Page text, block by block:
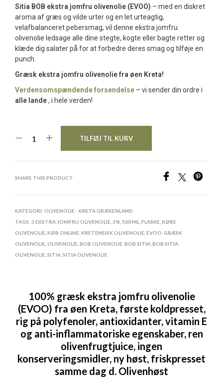
Sitia BOB ekstra jomfru olivenolie (EVOO) – med en diskret
aroma af græs og vilde urter og en let urteagtig,
velafbalanceret pebersmag, vil denne ekstra jomfru
olivenolie ledsage alle dine stegte, kogte eller bagte retter og
klæde dig salater på for at forbedre deres smag og tilføje en
punch.
Græsk ekstra jomfru olivenolie fra øen Kreta!
Verdensomspændende forsendelse – vi sender din ordre i
alle lande, i hele verden!
TILFØJ TIL KURV
SHARE THIS PRODUCT
KATEGORI: OLIVENOLIE - KRETA GRÆKENLAND
TAGS: 3 EKSTRA JOMFRU OLIVENOLIE 3% 500 ML FLASKE KØBE
OLIVENOLIE KØB ONLINE KRETENSISK OLIVENOLIE EVOO GRÆSK
OLIVENOLIE OLIVENOLIE BOB OLIVENOLIE BOB SITIA BOB SITIA
OLIVENOLIE SITIA SITIA OLIVENOLIE
100% græsk ekstra jomfru olivenolie
(EVOO) fra øen Kreta, første koldpresset,
rig på polyfenoler, antioxidanter, vitamin E
og anti-inflammatoriske egenskaber, ren
olivenfrugtjuice, ingen
konserveringsmidler, ny høst, friskpresset
samme dag d. Olivenhøst